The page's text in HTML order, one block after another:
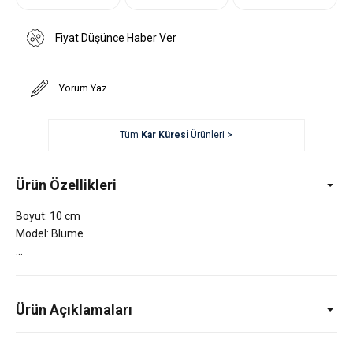
Fiyat Düşünce Haber Ver
Yorum Yaz
Tüm Kar Küresi Ürünleri >
Ürün Özellikleri
Boyut: 10 cm
Model: Blume
Ürün Açıklamaları